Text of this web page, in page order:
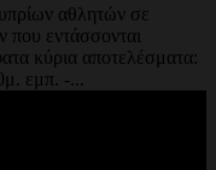
αθλητών σε
που εντάσσονται
κύρια αποτελέσματα:
εμπ. -...